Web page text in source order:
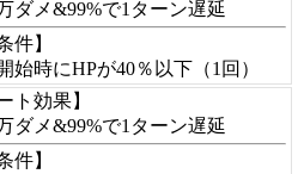
ダメ&99%で1ターン遅延
件】
始時にHPが40％以下（1回）
ト効果】
ダメ&99%で1ターン遅延
件】